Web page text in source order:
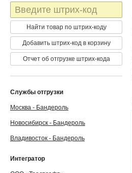
Штрих-
код
Найти товар по штрих-коду
Добавить штрих-код в корзину
Отчет об отгрузке штрих-кода
Службы отгрузки
Москва - Бандероль
Новосибирск - Бандероль
Владивосток - Бандероль
Интегратор